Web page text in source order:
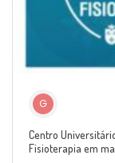
G
Centro
Fisioterapia em